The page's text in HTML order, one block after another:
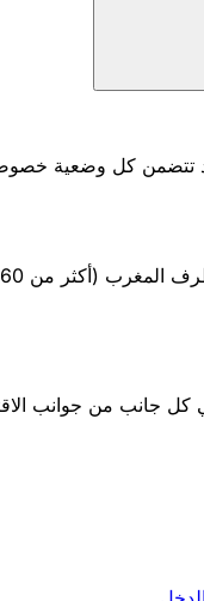
السارية. لا تغني عن تحليل
كل جانب من جوانب